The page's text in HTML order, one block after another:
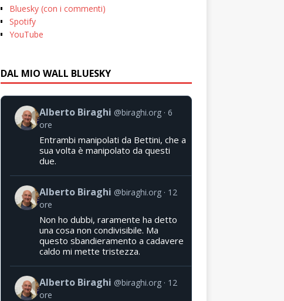
Bluesky (con i commenti)
Spotify
YouTube
DAL MIO WALL BLUESKY
Alberto Biraghi @biraghi.org 6
ore
Entrambi manipolati da Bettini, che a
sua volta è manipolato da questi
due.
Alberto Biraghi @biraghi.org
12
ore
Non ho dubbi, raramente ha detto
una cosa non condivisibile. Ma
questo sbandieramento a cadavere
caldo mi mette tristezza.
Alberto Biraghi @biraghi.org
12
ore